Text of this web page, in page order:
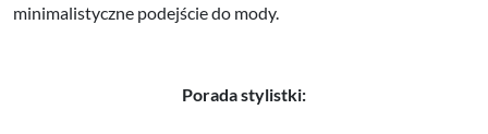
minimalistyczne podejście do mody.
Porada stylistki: